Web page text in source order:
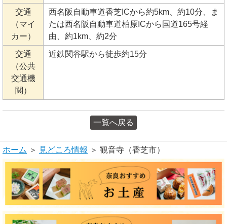
交通
（マイ
カー）
西名阪自動車道香芝ICから約5km、約10分、ま
たは西名阪自動車道柏原ICから国道165号経
由、約1km、約2分
交通
（公共
交通機
関）
近鉄関谷駅から徒歩約15分
一覧へ戻る
ホーム ＞ 見どころ情報 ＞ 観音寺（香芝市）